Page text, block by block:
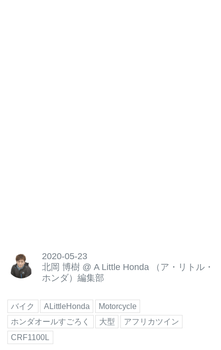
2020-05-23
北岡 博樹 @ A Little Honda （ア・リトル・
ホンダ）編集部
バイク ALittleHonda
Motorcycle
ホンダオールすごろく
大型
アフリカツイン
CRF1100L